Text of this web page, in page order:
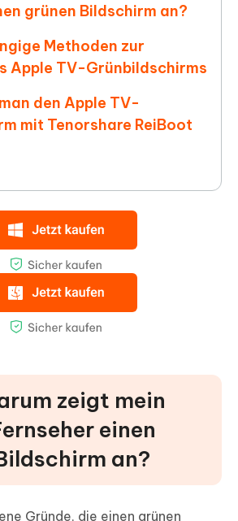
grünen Bildschirm an?
Methoden zur
Apple TV-Grünbildschirms
den Apple TV-
mit Tenorshare ReiBoot
zeigt mein
einen
an?
Gründe, die einen grünen